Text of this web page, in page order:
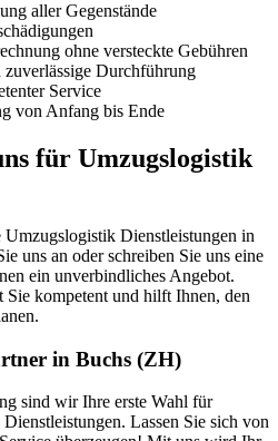
aller Gegenstände
ohne versteckte Gebühren
Durchführung
Service
von Anfang bis Ende
für Umzugslogistik
Umzugslogistik Dienstleistungen in
uns an oder schreiben Sie uns eine
ein unverbindliches Angebot.
Sie kompetent und hilft Ihnen, den
in Buchs (ZH)
sind wir Ihre erste Wahl für
Lassen Sie sich von